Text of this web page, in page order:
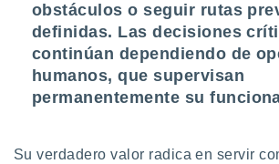
como
sitio
IP
de
traten tus
obstáculos o seguir rutas
definidas. Las decisiones
continúan dependiendo de
humanos, que supervisan
permanentemente su
Su verdadero valor radica en servir